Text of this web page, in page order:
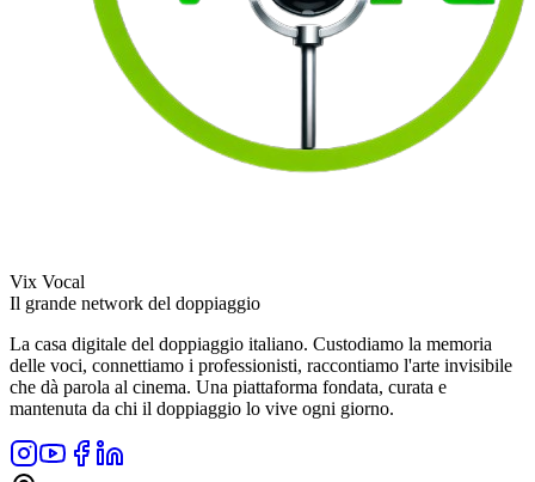
Vix Vocal
Il grande network del doppiaggio
La casa digitale del doppiaggio italiano. Custodiamo la memoria
delle voci, connettiamo i professionisti, raccontiamo l'arte invisibile
che dà parola al cinema. Una piattaforma fondata, curata e
mantenuta da chi il doppiaggio lo vive ogni giorno.